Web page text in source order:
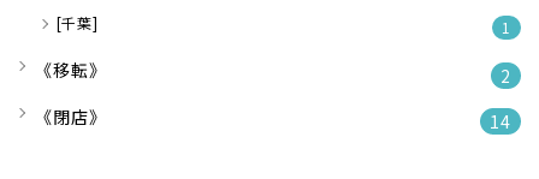
[千葉] 1
《移転》
2
《閉店》
14